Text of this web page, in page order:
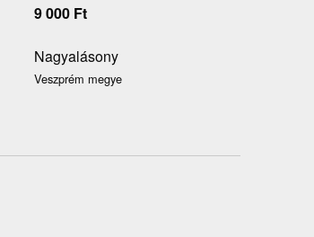
9 000 Ft
Nagyalásony
Veszprém megye